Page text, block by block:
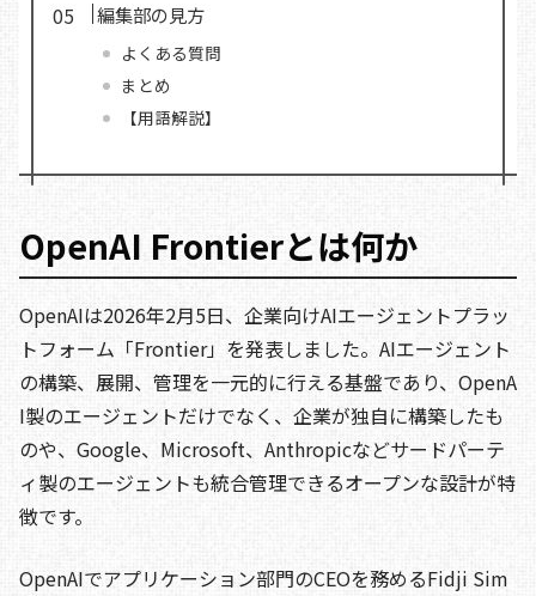
編集部の見方
よくある質問
まとめ
【用語解説】
OpenAI Frontierとは何か
OpenAIは2026年2月5日、企業向けAIエージェントプラッ
トフォーム「Frontier」を発表しました。AIエージェント
の構築、展開、管理を一元的に行える基盤であり、OpenA
I製のエージェントだけでなく、企業が独自に構築したも
のや、Google、Microsoft、Anthropicなどサードパーテ
ィ製のエージェントも統合管理できるオープンな設計が特
徴です。
OpenAIでアプリケーション部門のCEOを務めるFidji Sim